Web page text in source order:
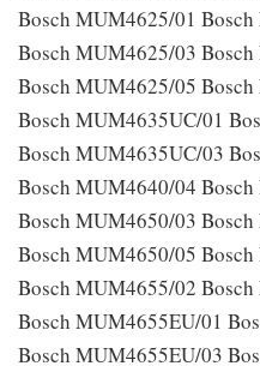
Bosch MUM4625/01
Bosch MUM4625/03
Bosch MUM4625/05
Bosch MUM4635UC/01
Bosch MUM4635UC/03
Bosch MUM4640/04
Bosch MUM4650/03
Bosch MUM4650/05
Bosch MUM4655/02
Bosch MUM4655EU/01
Bosch MUM4655EU/03